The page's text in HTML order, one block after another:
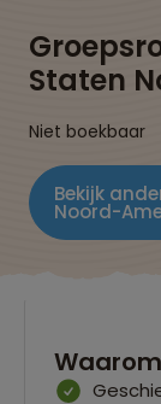
Staten
Niet boekbaar
Bekijk
Noord-